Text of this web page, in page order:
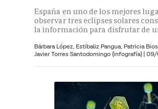
España en uno de los mejores
observar tres eclipses solares
la información para disfrutar de
Bárbara López, Estíbaliz Pangua, Patricia
Javier Torres Santodomingo (infografía) | 09/